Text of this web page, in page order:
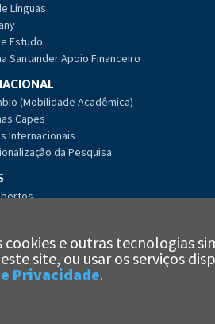
Línguas
Estudo
Santander Apoio Financeiro
(Mobilidade Acadêmica)
Capes
Internacionais
da Pesquisa
Licitação Encerrados
cookies e outras tecnologias
site, ou usar os serviços
Privacidade.